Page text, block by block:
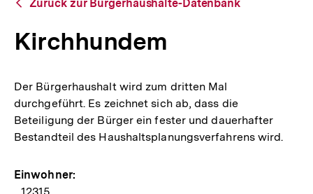
Bürgerhaushalte-
Datenbank
Zurück zur Bürgerhaushalte-Datenbank
Kirchhundem
Der Bürgerhaushalt wird zum dritten Mal
durchgeführt. Es zeichnet sich ab, dass die
Beteiligung der Bürger ein fester und dauerhafter
Bestandteil des Haushaltsplanungsverfahrens wird.
Einwohner: